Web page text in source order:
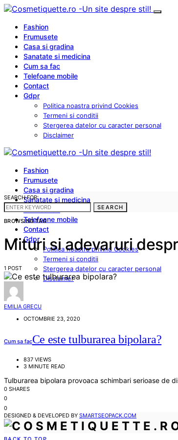
Fashion
Frumusete
Casa si gradina
Sanatate si medicina
Cum sa fac
Telefoane mobile
Contact
Gdpr
Politica noastra privind Cookies
Termeni si conditii
Stergerea datelor cu caracter personal
Disclaimer
Fashion
Frumusete
Casa si gradina
Sanatate si medicina
Cum sa fac
Telefoane mobile
Contact
Gdpr
Politica noastra privind Cookies
Termeni si conditii
Stergerea datelor cu caracter personal
Disclaimer
SEARCH FOR:
SEARCH
BROWSING TAG
Mituri si adevaruri
1 POST
EMILIA GRECU
OCTOMBRIE 23, 2020
Cum sa facCe este tulburarea bipolara?
837 VIEWS
3 MINUTE READ
Tulburarea bipolara provoaca schimbari serioase de
0 SHARES
0
0
DESIGNED & DEVELOPED BY SMARTSEOPACK.COM